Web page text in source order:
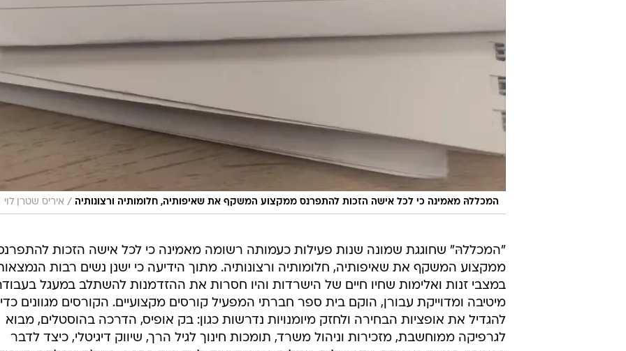
המכללהּ מאמינה כי לכל אישה הזכות להתפרנס ממקצוע המשקף את שאיפותיה, חלומותיה ורצונותיה / איריס שטרן לוי
"המכללהּ" שחוגגת שמונה שנות פעילות כעמותה רשומה מאמינה כי לכל אישה הזכות
ממקצוע המשקף את שאיפותיה, חלומותיה ורצונותיה. מתוך הידיעה כי ישנן נשים רבות
במצבי זנות ואלימות שחיו חיים של הישרדות והיו חסרות את ההזדמנות להשתלב במעגל
מיטיבה ומדוייקת עבורן, הוקם בית ספר חברתי המפעיל קורסים מקצועיים. הקורסים מגוונים כדי
להגדיל את אופציות הבחירה ולחזק מיומנויות נדרשות כגון: בק אופיס, הדרכה בהוסטלים, מבוא
לגרפיקה ממוחשבת, מזכירות וניהול משרד, תומכות חינוך לגיל הרך, שיווק דיגיטלי, כיצד לדבר